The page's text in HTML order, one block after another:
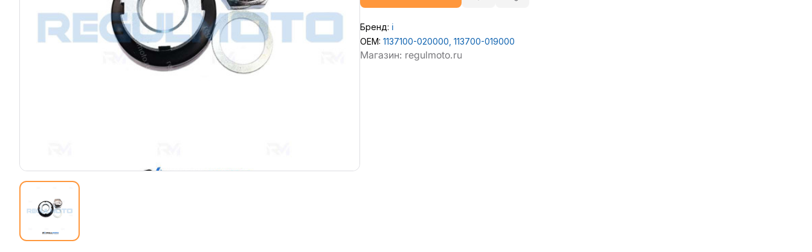
Бренд: ℹ️
OEM: 1137100-020000, 113700-019000